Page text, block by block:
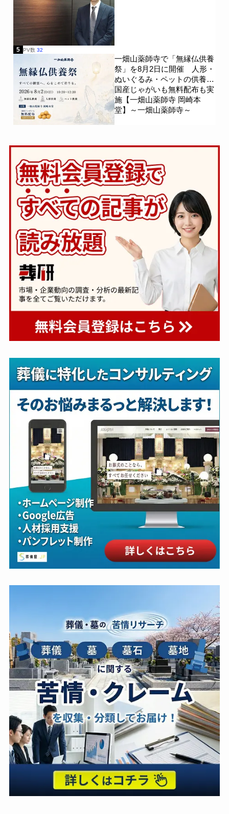
5 PV数 32
一畑山薬師寺で「無縁仏供養
祭」を8月2日に開催 人形・
ぬいぐるみ・ペットの供養、
国産じゃがいも無料配布も実
施【一畑山薬師寺 岡崎本
堂】～一畑山薬師寺～